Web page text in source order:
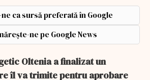
ca sursă preferată în Google
ne pe Google News
Oltenia a finalizat un
îl va trimite pentru aprobare